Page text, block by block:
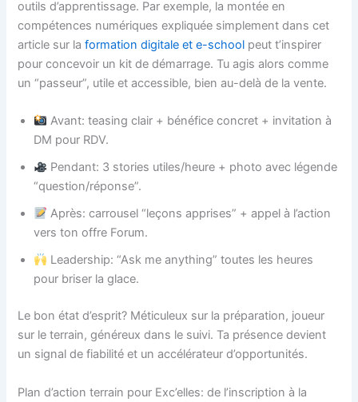
outils d’apprentissage. Par exemple, la montée en
compétences numériques expliquée simplement dans cet
article sur laformation digitale et e-school peut t’inspirer
pour concevoir un kit de démarrage. Tu agis alors comme
un “passeur”, utile et accessible, bien au-delà de la vente.
Avant: teasing clair + bénéfice concret + invitation à
DM pour RDV.
Pendant: 3 stories utiles/heure + photo avec légende
“question/réponse”.
Après: carrousel “leçons apprises” + appel à l’action
vers ton offre Forum.
Leadership: “Ask me anything” toutes les heures
pour briser la glace.
Le bon état d’esprit? Méticuleux sur la préparation, joueur
sur le terrain, généreux dans le suivi. Ta présence devient
un signal de fiabilité et un accélérateur d’opportunités.
Plan d’action terrain pour Exc’elles: de l’inscription à la